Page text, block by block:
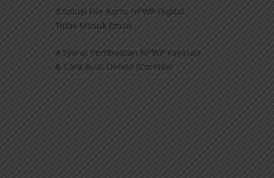
3 Solusi File Kartu NPWP Digital
Tidak Masuk Email
4 Syarat Pembuatan NPWP Yayasan
& Cara Buat Online (Coretax)